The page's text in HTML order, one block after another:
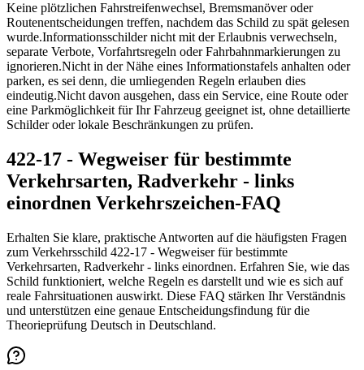
Keine plötzlichen Fahrstreifenwechsel, Bremsmanöver oder
Routenentscheidungen treffen, nachdem das Schild zu spät gelesen
wurde.Informationsschilder nicht mit der Erlaubnis verwechseln,
separate Verbote, Vorfahrtsregeln oder Fahrbahnmarkierungen zu
ignorieren.Nicht in der Nähe eines Informationstafels anhalten oder
parken, es sei denn, die umliegenden Regeln erlauben dies
eindeutig.Nicht davon ausgehen, dass ein Service, eine Route oder
eine Parkmöglichkeit für Ihr Fahrzeug geeignet ist, ohne detaillierte
Schilder oder lokale Beschränkungen zu prüfen.
422-17 - Wegweiser für bestimmte
Verkehrsarten, Radverkehr - links
einordnen Verkehrszeichen-FAQ
Erhalten Sie klare, praktische Antworten auf die häufigsten Fragen
zum Verkehrsschild 422-17 - Wegweiser für bestimmte
Verkehrsarten, Radverkehr - links einordnen. Erfahren Sie, wie das
Schild funktioniert, welche Regeln es darstellt und wie es sich auf
reale Fahrsituationen auswirkt. Diese FAQ stärken Ihr Verständnis
und unterstützen eine genaue Entscheidungsfindung für die
Theorieprüfung Deutsch in Deutschland.